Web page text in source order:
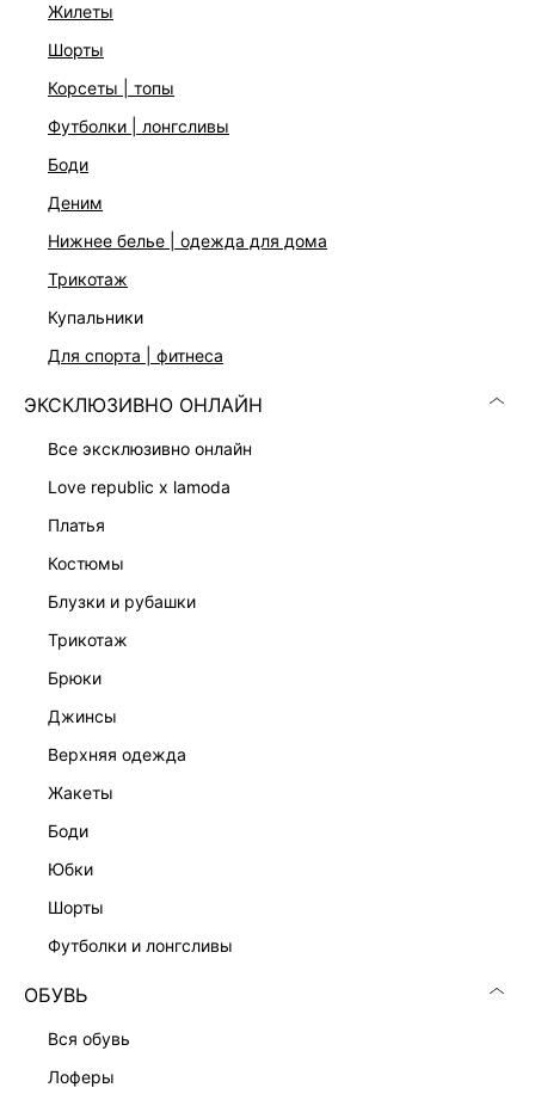
жилеты
шорты
корсеты | топы
футболки | лонгсливы
боди
деним
нижнее белье | одежда для дома
трикотаж
купальники
для спорта | фитнеса
ЭКСКЛЮЗИВНО ОНЛАЙН
все эксклюзивно онлайн
love republic x lamoda
платья
костюмы
блузки и рубашки
трикотаж
брюки
джинсы
верхняя одежда
жакеты
боди
юбки
шорты
футболки и лонгсливы
ОБУВЬ
вся обувь
лоферы
9 999 ₽-60%3 999 ₽